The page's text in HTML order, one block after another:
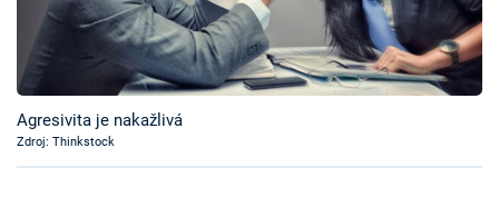
Časopis
Sledujte prima+
Agresivita je nakažlivá
Zdroj: Thinkstock